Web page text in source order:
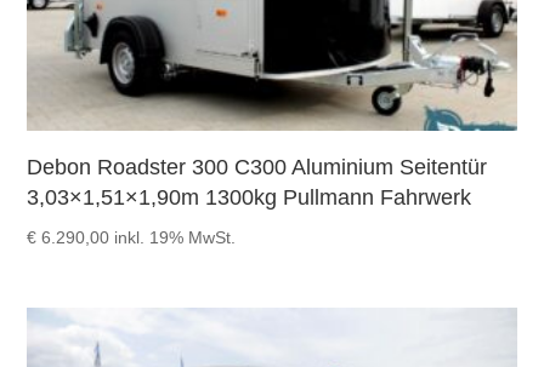
Debon Roadster 300 C300 Aluminium Seitentür
3,03×1,51×1,90m 1300kg Pullmann Fahrwerk
€ 6.290,00 inkl. 19% MwSt.